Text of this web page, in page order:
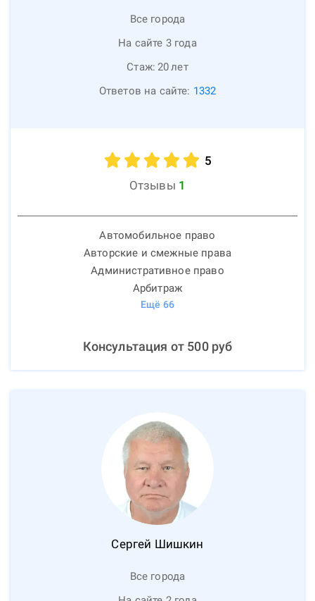
Все города
На сайте 3 года
Стаж: 20лет
Ответов на сайте: 1332
5
Отзывы 1
Автомобильное право
Авторские и смежные права
Административное право
Арбитраж
Ещё 66
Консультация от 500руб
Сергей Шишкин
Все города